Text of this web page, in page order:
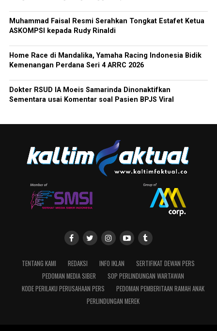
Muhammad Faisal Resmi Serahkan Tongkat Estafet Ketua
ASKOMPSI kepada Rudy Rinaldi
Home Race di Mandalika, Yamaha Racing Indonesia Bidik
Kemenangan Perdana Seri 4 ARRC 2026
Dokter RSUD IA Moeis Samarinda Dinonaktifkan
Sementara usai Komentar soal Pasien BPJS Viral
TENTANG KAMI REDAKSI INFO IKLAN
SERTIFIKAT DEWAN PERS
PEDOMAN MEDIA SIBER
SOP PERLINDUNGAN WARTAWAN
KODE PERILAKU PERUSAHAAN PERS
PEDOMAN PEMBERITAAN RAMAH ANAK
PERLINDUNGAN MEREK